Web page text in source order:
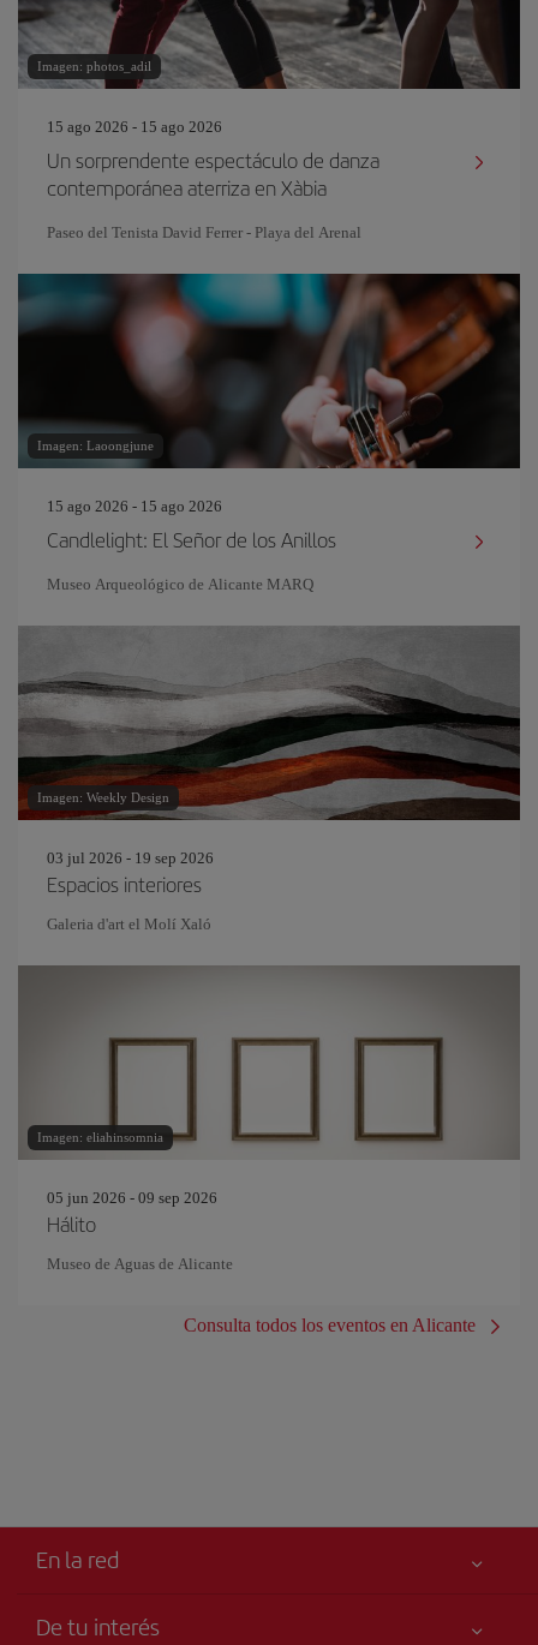
Imagen: photos_adil
15 ago 2026 - 15 ago 2026
Un sorprendente espectáculo de danza
contemporánea aterriza en Xàbia
Paseo del Tenista David Ferrer - Playa del Arenal
Imagen: Laoongjune
15 ago 2026 - 15 ago 2026
Candlelight: El Señor de los Anillos
Museo Arqueológico de Alicante MARQ
Imagen: Weekly Design
03 jul 2026 - 19 sep 2026
Espacios interiores
Galeria d'art el Molí Xaló
Imagen: eliahinsomnia
05 jun 2026 - 09 sep 2026
Hálito
Museo de Aguas de Alicante
Consulta todos los eventos en Alicante
En la red
De tu interés